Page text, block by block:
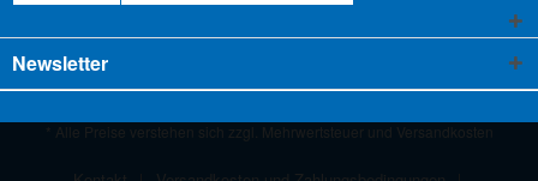
Newsletter
* Alle Preise verstehen sich zzgl. Mehrwertsteuer und Versandkosten